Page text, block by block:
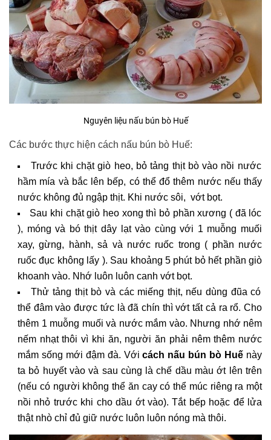
Nguyên liệu nấu bún bò Huế
Các bước thực hiện cách nấu bún bò Huế:
Trước khi chặt giò heo, bỏ tảng thịt bò vào nồi nước
hầm mía và bắc lên bếp, có thể đổ thêm nước nếu thấy
nước không đủ ngập thịt. Khi nước sôi, vớt bọt.
Sau khi chặt giò heo xong thì bỏ phần xương ( đã lóc
), móng và bó thịt dây lạt vào cùng với 1 muỗng muối
xay, gừng, hành, sả và nước ruốc trong ( phần nước
ruốc đục không lấy ). Sau khoảng 5 phút bỏ hết phần giò
khoanh vào. Nhớ luôn luôn canh vớt bọt.
Thử tảng thịt bò và các miếng thịt, nếu dùng đũa có
thể đâm vào được tức là đã chín thì vớt tất cả ra rổ. Cho
thêm 1 muỗng muối và nước mắm vào. Nhưng nhớ nêm
nếm nhạt thôi vì khi ăn, người ăn phải nêm thêm nước
mắm sống mới đậm đà. Vớicách nấu bún bò Huế này
ta bỏ huyết vào và sau cùng là chế dầu màu ớt lên trên
(nếu có người không thể ăn cay có thể múc riêng ra một
nồi nhỏ trước khi cho dầu ớt vào). Tắt bếp hoặc để lửa
thật nhò chỉ đủ giữ nước luôn luôn nóng mà thôi.